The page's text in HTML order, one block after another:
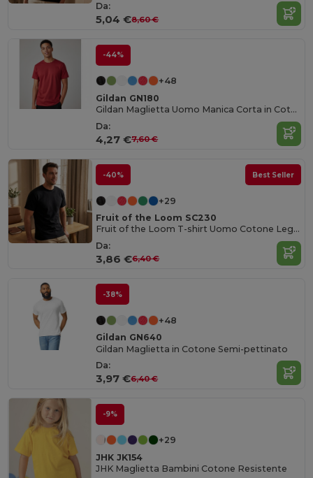
Da:
5,04 €8,60 €
-44%
+48
Gildan GN180
Gildan Maglietta Uomo Manica Corta in Cotone Pesante
Da:
4,27 €7,60 €
-40% Best Seller
+29
Fruit of the Loom SC230
Fruit of the Loom T-shirt Uomo Cotone Leggero
Da:
3,86 €6,40 €
-38%
+48
Gildan GN640
Gildan Maglietta in Cotone Semi-pettinato
Da:
3,97 €6,40 €
-9%
+29
JHK JK154
JHK Maglietta Bambini Cotone Resistente